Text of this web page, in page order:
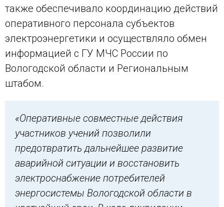
также обеспечивало координацию действий
оперативного персонала субъектов
электроэнергетики и осуществляло обмен
информацией с ГУ МЧС России по
Вологодской области и Региональным
штабом.
«Оперативные совместные действия
участников учений позволили
предотвратить дальнейшее развитие
аварийной ситуации и восстановить
электроснабжение потребителей
энергосистемы Вологодской области в